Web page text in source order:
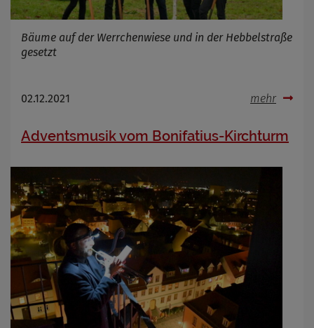
Bäume auf der Werrchenwiese und in der Hebbelstraße
gesetzt
02.12.2021 mehr
Adventsmusik vom Bonifatius-Kirchturm
Cookies die bei der Verwendung von
OpenWeatherAPI gesetzt werden
Anbieter